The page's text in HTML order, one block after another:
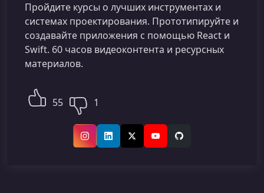
Пройдите курсы о лучших инструментах и
системах проектирования. Прототипируйте и
создавайте приложения с помощью React и
Swift. 60 часов видеоконтента и ресурсных
материалов.
55 1
InstagramLinkedInX (Twitter)YouTubeGitHub